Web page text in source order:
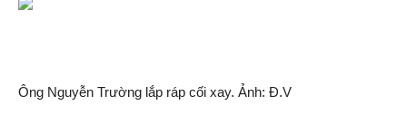
Ông Nguyễn Trường lắp ráp cối xay. Ảnh: Đ.V